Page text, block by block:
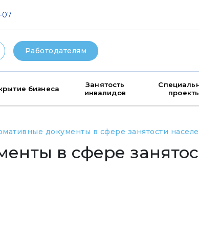
07
Работодателям
бизнеса
Занятость
инвалидов
документы в сфере занятости
в сфере